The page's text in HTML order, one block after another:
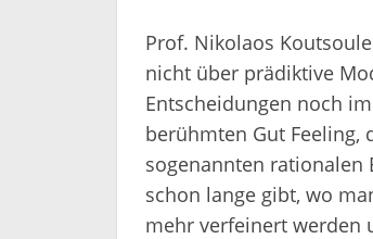
Prof. Nikolaos
nicht über prädiktive
Entscheidungen noch
berühmten Gut Feeling,
sogenannten rationalen
schon lange gibt, wo
mehr verfeinert werden